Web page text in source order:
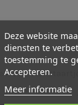
Deze website
diensten te
toestemming te
Accepteren.
Meer informatie